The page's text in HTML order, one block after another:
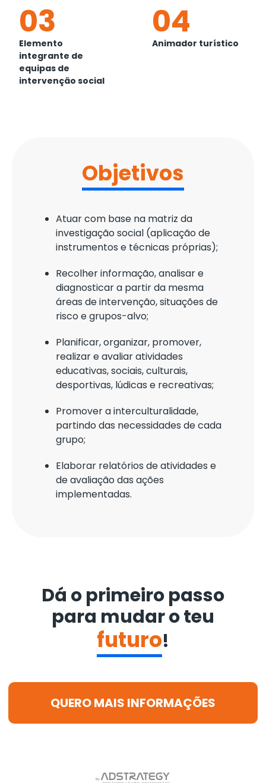
03
Elemento
integrante de
equipas de
intervenção social
04
Animador turístico
Objetivos
Atuar com base na matriz da
investigação social (aplicação de
instrumentos e técnicas próprias);
Recolher informação, analisar e
diagnosticar a partir da mesma
áreas de intervenção, situações de
risco e grupos-alvo;
Planificar, organizar, promover,
realizar e avaliar atividades
educativas, sociais, culturais,
desportivas, lúdicas e recreativas;
Promover a interculturalidade,
partindo das necessidades de cada
grupo;
Elaborar relatórios de atividades e
de avaliação das ações
implementadas.
Dá o primeiro passo
para mudar o teu
futuro!
QUERO MAIS INFORMAÇÕES